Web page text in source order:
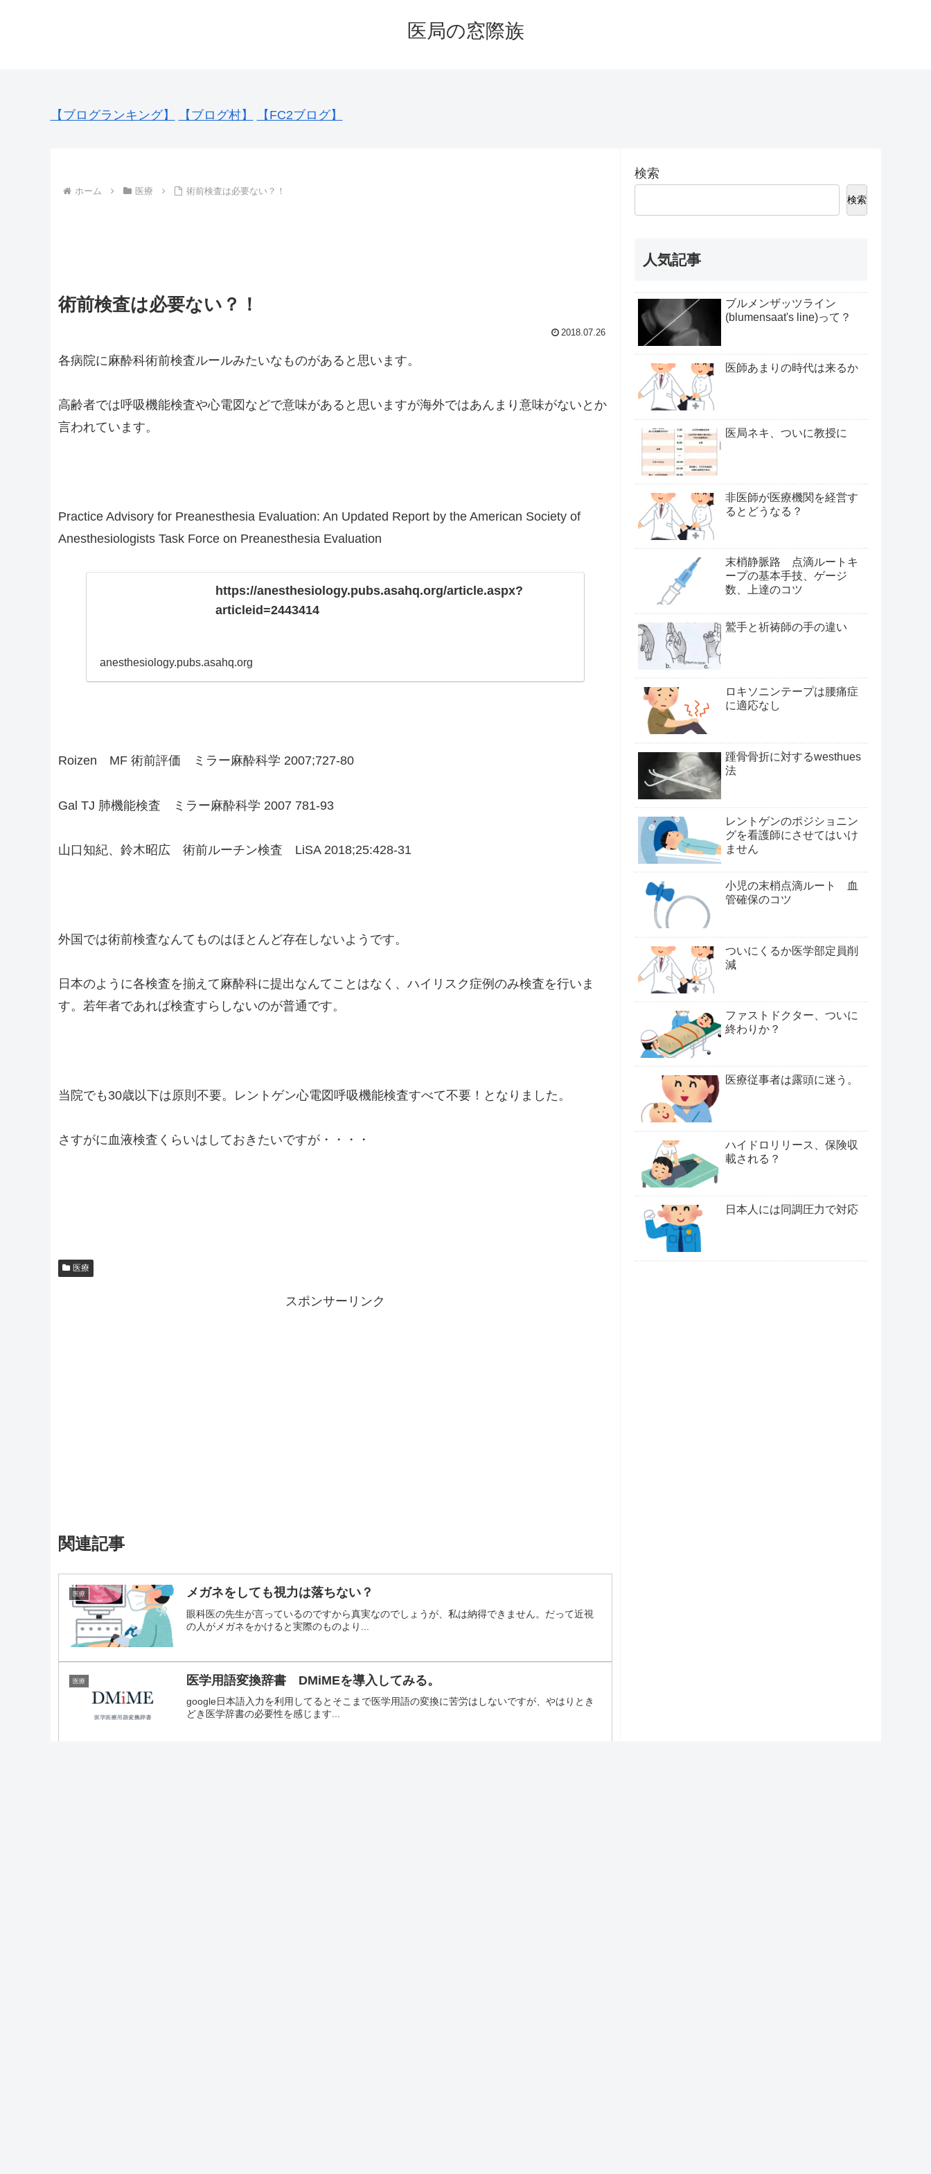
医局の窓際族
【ブログランキング】 【ブログ村】 【FC2ブログ】
ホーム 医療 術前検査は必要ない？！
術前検査は必要ない？！
2018.07.26
各病院に麻酔科術前検査ルールみたいなものがあると思います。
高齢者では呼吸機能検査や心電図などで意味があると思いますが海外ではあんまり意味がないとか
言われています。
Practice Advisory for Preanesthesia Evaluation: An Updated Report by the American Society of
Anesthesiologists Task Force on Preanesthesia Evaluation
https://anesthesiology.pubs.asahq.org/article.aspx?
articleid=2443414
anesthesiology.pubs.asahq.org
Roizen MF 術前評価 ミラー麻酔科学 2007;727-80
Gal TJ 肺機能検査 ミラー麻酔科学 2007 781-93
山口知紀、鈴木昭広 術前ルーチン検査 LiSA 2018;25:428-31
外国では術前検査なんてものはほとんど存在しないようです。
日本のように各検査を揃えて麻酔科に提出なんてことはなく、ハイリスク症例のみ検査を行いま
す。若年者であれば検査すらしないのが普通です。
当院でも30歳以下は原則不要。レントゲン心電図呼吸機能検査すべて不要！となりました。
さすがに血液検査くらいはしておきたいですが・・・・
医療
スポンサーリンク
関連記事
医療 メガネをしても視力は落ちない？
眼科医の先生が言っているのですから真実なのでしょうが、私は納得できません。だって近視
の人がメガネをかけると実際のものより...
医療 医学用語変換辞書 DMiMEを導入してみる。
google日本語入力を利用してるとそこまで医学用語の変換に苦労はしないですが、やはりとき
どき医学辞書の必要性を感じます...
検索
検索
人気記事
ブルメンザッツライン
(blumensaat's line)って？
医師あまりの時代は来るか
医局ネキ、ついに教授に
非医師が医療機関を経営す
るとどうなる？
末梢静脈路 点滴ルートキ
ープの基本手技、ゲージ
数、上達のコツ
鷲手と祈祷師の手の違い
ロキソニンテープは腰痛症
に適応なし
踵骨骨折に対するwesthues
法
レントゲンのポジショニン
グを看護師にさせてはいけ
ません
小児の末梢点滴ルート 血
管確保のコツ
ついにくるか医学部定員削
減
ファストドクター、ついに
終わりか？
医療従事者は露頭に迷う。
ハイドロリリース、保険収
載される？
日本人には同調圧力で対応